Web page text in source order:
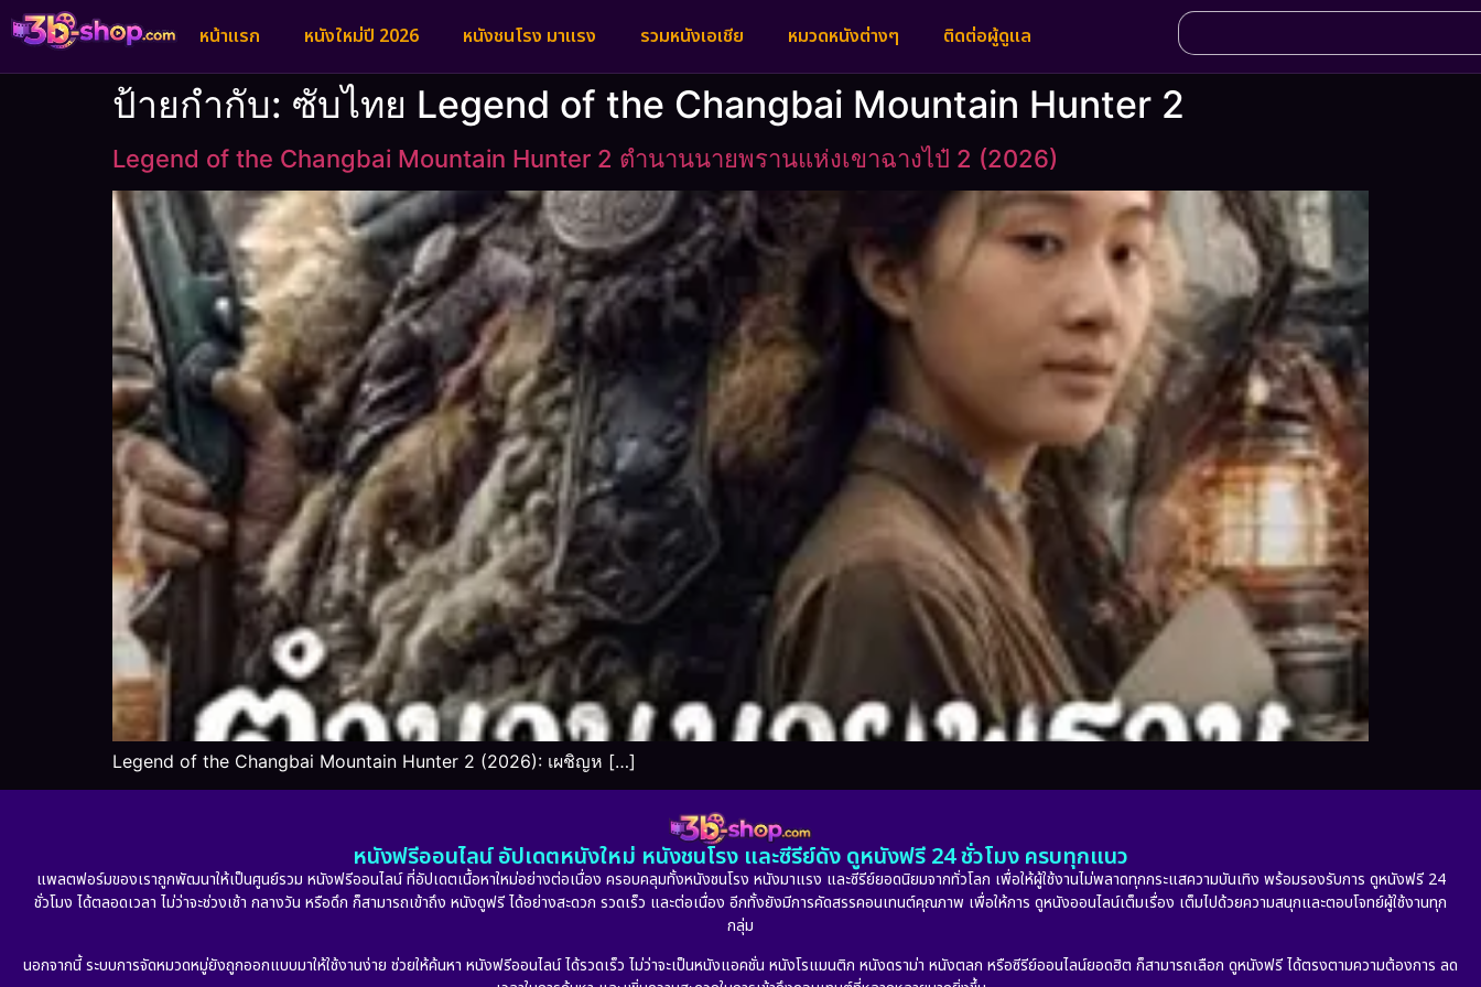
หน้าแรก หนังใหม่ปี 2026 หนังชนโรง มาแรง รวมหนังเอเชีย หมวดหนังต่างๆ ติดต่อผู้ดูแล
ป้ายกำกับ: ซับไทย Legend of the Changbai Mountain Hunter 2
Legend of the Changbai Mountain Hunter 2 ตำนานนายพรานแห่งเขาฉางไป๋ 2 (2026)
Legend of the Changbai Mountain Hunter 2 (2026): เผชิญห […]
หนังฟรีออนไลน์ อัปเดตหนังใหม่ หนังชนโรง และซีรีย์ดัง ดูหนังฟรี 24 ชั่วโมง ครบทุกแนว
แพลตฟอร์มของเราถูกพัฒนาให้เป็นศูนย์รวม หนังฟรีออนไลน์ ที่อัปเดตเนื้อหาใหม่อย่างต่อเนื่อง ครอบคลุมทั้งหนังชนโรง หนังมาแรง และซีรีย์ยอดนิยมจากทั่วโลก เพื่อให้ผู้ใช้งานไม่พลาดทุกกระแสความบันเทิง พร้อมรองรับการ ดูหนังฟรี 24
ชั่วโมง ได้ตลอดเวลา ไม่ว่าจะช่วงเช้า กลางวัน หรือดึก ก็สามารถเข้าถึง หนังดูฟรี ได้อย่างสะดวก รวดเร็ว และต่อเนื่อง อีกทั้งยังมีการคัดสรรคอนเทนต์คุณภาพ เพื่อให้การ ดูหนังออนไลน์เต็มเรื่อง เต็มไปด้วยความสนุกและตอบโจทย์ผู้ใช้งานทุก
กลุ่ม
นอกจากนี้ ระบบการจัดหมวดหมู่ยังถูกออกแบบมาให้ใช้งานง่าย ช่วยให้ค้นหา หนังฟรีออนไลน์ ได้รวดเร็ว ไม่ว่าจะเป็นหนังแอคชั่น หนังโรแมนติก หนังดราม่า หนังตลก หรือซีรีย์ออนไลน์ยอดฮิต ก็สามารถเลือก ดูหนังฟรี ได้ตรงตามความต้องการ ลด